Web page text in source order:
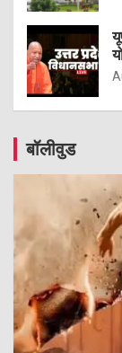
बॉलीवुड